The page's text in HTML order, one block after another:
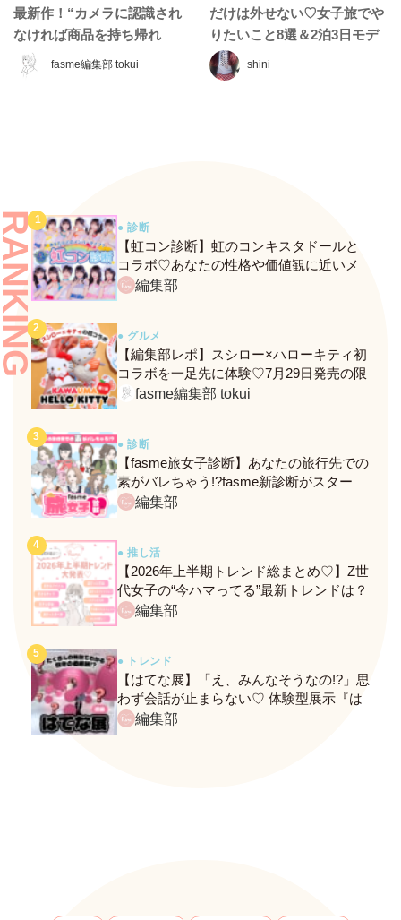
fasme編集部 tokui
最新作！“カメラに認識され
なければ商品を持ち帰れ
る”『ギガマート展』に行っ
てきた♡
shini
だけは外せない♡女子旅でや
りたいこと8選＆2泊3日モデ
ルコース
● 診断
【虹コン診断】虹のコンキスタドールと
コラボ♡あなたの性格や価値観に近いメ
ンバーがわかる、fasmeの新診断がスター
編集部
● グルメ
【編集部レポ】スシロー×ハローキティ初
コラボを一足先に体験♡7月29日発売の限
定メニュー＆グッズをレポ！
fasme編集部 tokui
● 診断
【fasme旅女子診断】あなたの旅行先での
素がバレちゃう!?fasme新診断がスター
ト！編集部
● 推し活
【2026年上半期トレンド総まとめ♡】Z世
代女子の“今ハマってる”最新トレンドは？
ネクストバズ予報もチェック♪
編集部
● トレンド
【はてな展】「え、みんなそうなの!?」思
わず会話が止まらない♡ 体験型展示『は
てな展』に行ってきたレポ
編集部